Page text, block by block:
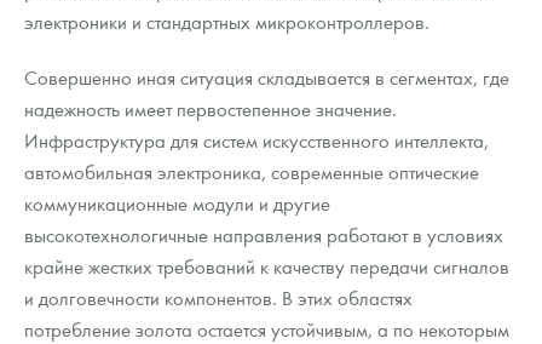
электроники и стандартных микроконтроллеров.
Совершенно иная ситуация складывается в сегментах, где
надежность имеет первостепенное значение.
Инфраструктура для систем искусственного интеллекта,
автомобильная электроника, современные оптические
коммуникационные модули и другие
высокотехнологичные направления работают в условиях
крайне жестких требований к качеству передачи сигналов
и долговечности компонентов. В этих областях
потребление золота остается устойчивым, а по некоторым